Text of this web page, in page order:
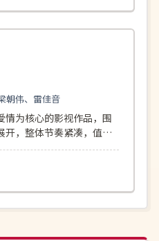
160分钟
朝伟、雷佳音
为核心的影视作品，围
开，整体节奏紧凑，值得